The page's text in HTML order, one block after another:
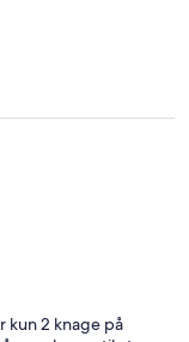
kun 2 knage på